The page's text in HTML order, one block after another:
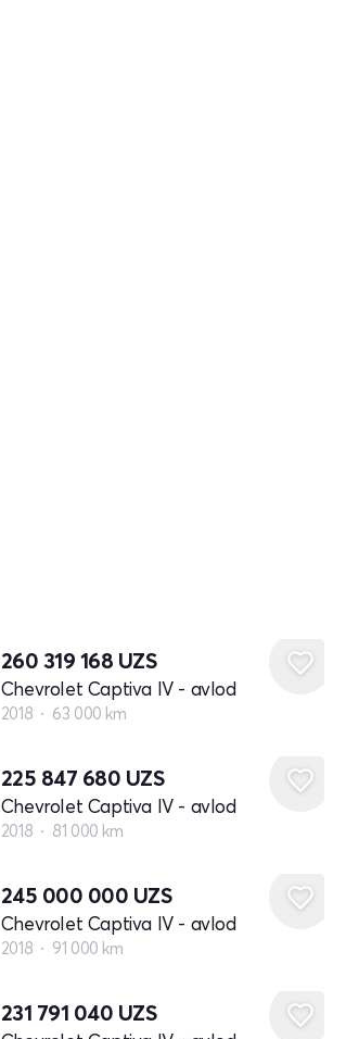
260 319 168 UZS
Chevrolet Captiva IV - avlod
2018 63 000 km
225 847 680 UZS
Chevrolet Captiva IV - avlod
2018 81 000 km
245 000 000 UZS
Chevrolet Captiva IV - avlod
2018 91 000 km
231 791 040 UZS